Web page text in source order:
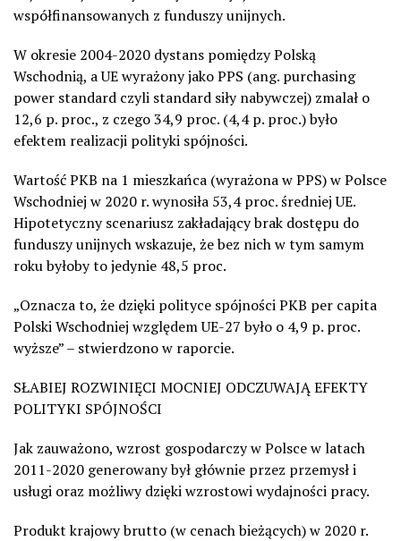
współfinansowanych z funduszy unijnych.
W okresie 2004-2020 dystans pomiędzy Polską
Wschodnią, a UE wyrażony jako PPS (ang. purchasing
power standard czyli standard siły nabywczej) zmalał o
12,6 p. proc., z czego 34,9 proc. (4,4 p. proc.) było
efektem realizacji polityki spójności.
Wartość PKB na 1 mieszkańca (wyrażona w PPS) w Polsce
Wschodniej w 2020 r. wynosiła 53,4 proc. średniej UE.
Hipotetyczny scenariusz zakładający brak dostępu do
funduszy unijnych wskazuje, że bez nich w tym samym
roku byłoby to jedynie 48,5 proc.
„Oznacza to, że dzięki polityce spójności PKB per capita
Polski Wschodniej względem UE-27 było o 4,9 p. proc.
wyższe” – stwierdzono w raporcie.
SŁABIEJ ROZWINIĘCI MOCNIEJ ODCZUWAJĄ EFEKTY
POLITYKI SPÓJNOŚCI
Jak zauważono, wzrost gospodarczy w Polsce w latach
2011-2020 generowany był głównie przez przemysł i
usługi oraz możliwy dzięki wzrostowi wydajności pracy.
Produkt krajowy brutto (w cenach bieżących) w 2020 r.